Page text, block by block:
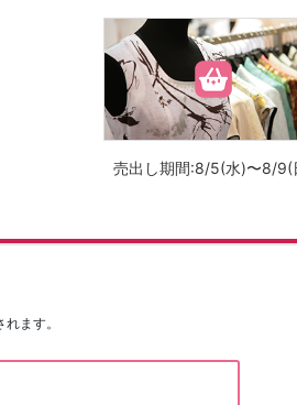
売出し期間:8/5(水)〜8/9(
れます。